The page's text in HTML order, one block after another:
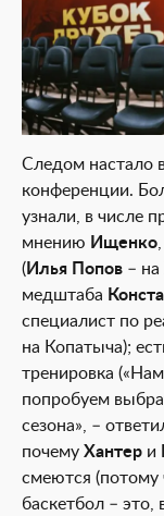
Следом настало
конференции.
узнали, в числе
мнению Ищенко
(Илья Попов –
медштаба
специалист по
на Копатыча);
тренировка
попробуем
сезона», –
почему Хантер и
смеются (потому
баскетбол – это,